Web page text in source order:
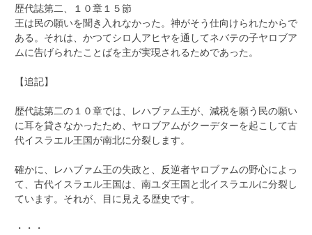
歴代誌第二、１０章１５節
王は民の願いを聞き入れなかった。神がそう仕向けられたからで
ある。それは、かつてシロ人アヒヤを通してネバテの子ヤロブア
ムに告げられたことばを主が実現されるためであった。
【追記】
歴代誌第二の１０章では、レハブァム王が、減税を願う民の願い
に耳を貸さなかったため、ヤロブアムがクーデターを起こして古
代イスラエル王国が南北に分裂します。
確かに、レハブァム王の失政と、反逆者ヤロブァムの野心によっ
て、古代イスラエル王国は、南ユダ王国と北イスラエルに分裂し
ています。それが、目に見える歴史です。
・・・